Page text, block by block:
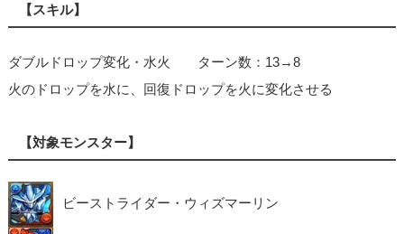
【スキル】
ダブルドロップ変化・水火 ターン数：13→8
火のドロップを水に、回復ドロップを火に変化させる
【対象モンスター】
ビーストライダー・ウィズマーリン